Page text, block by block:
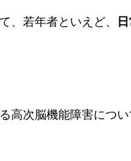
、若年者といえど、
高次脳機能障害につ